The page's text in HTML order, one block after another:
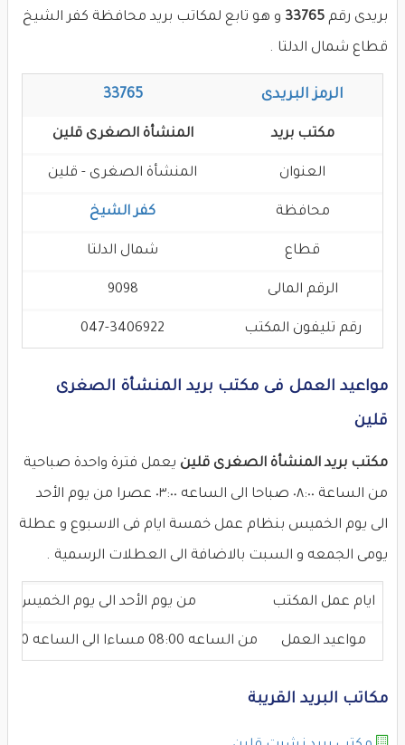
بريدى رقم 33765 و هو تابع لمكاتب بريد محافظة كفر الشيخ
قطاع شمال الدلتا .
الرمز البريدى 33765
مكتب بريد المنشأة الصغرى قلين
العنوان المنشأة الصغرى - قلين
محافظة كفر الشيخ
قطاع شمال الدلتا
الرقم المالى 9098
رقم تليفون المكتب 047-3406922
مواعيد العمل فى مكتب بريد المنشأة الصغرى
قلين
مكتب بريد المنشأة الصغرى قلين يعمل فترة واحدة صباحية
من الساعة ٠٨:٠٠ صباحا الى الساعه ٠٣:٠٠ عصرا من يوم الأحد
الى يوم الخميس بنظام عمل خمسة ايام فى الاسبوع و عطلة
يومى الجمعه و السبت بالاضافة الى العطلات الرسمية .
ايام عمل المكتب من يوم الأحد الى يوم الخميس
مواعيد العمل من الساعه 08:00 مساءا الى الساعه 03:00 عصرا
مكاتب البريد القريبة